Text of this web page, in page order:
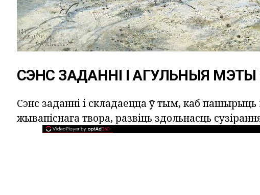
СЭНС ЗАДАННІ І АГУЛЬНЫЯ
Сэнс заданні і складаецца ў тым, каб
жывапіснага твора, развіць здольнасць